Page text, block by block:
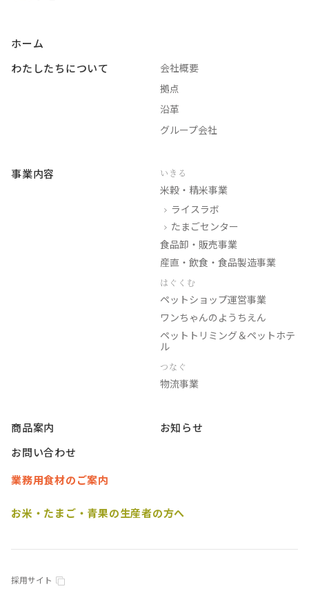
ホーム
わたしたちについて
会社概要
拠点
沿革
グループ会社
事業内容 いきる
米穀・精米事業
ライスラボ
たまごセンター
食品卸・販売事業
産直・飲食・食品製造事業
はぐくむ
ペットショップ運営事業
ワンちゃんのようちえん
ペットトリミング＆ペットホテ
ル
つなぐ
物流事業
商品案内
お知らせ
お問い合わせ
業務用食材のご案内
お米・たまご・青果の生産者の方へ
採用サイト